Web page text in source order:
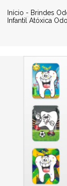
Início - Brindes
Infantil Atóxica